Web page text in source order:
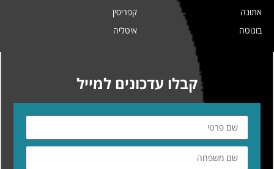
אתונה
בוגוטה
קפריסין
איטליה
קבלו עדכונים למייל